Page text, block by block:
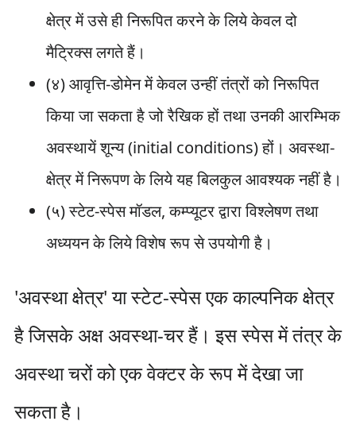
क्षेत्र में उसे ही निरूपित करने के लिये केवल दो
मैट्रिक्स लगते हैं।
(४) आवृत्ति-डोमेन में केवल उन्हीं तंत्रों को निरूपित
किया जा सकता है जो रैखिक हों तथा उनकी आरम्भिक
अवस्थायें शून्य (initial conditions) हों। अवस्था-
क्षेत्र में निरूपण के लिये यह बिलकुल आवश्यक नहीं है।
(५) स्टेट-स्पेस मॉडल, कम्प्यूटर द्वारा विश्लेषण तथा
अध्ययन के लिये विशेष रूप से उपयोगी है।
'अवस्था क्षेत्र' या स्टेट-स्पेस एक काल्पनिक क्षेत्र
है जिसके अक्ष अवस्था-चर हैं। इस स्पेस में तंत्र के
अवस्था चरों को एक वेक्टर के रूप में देखा जा
सकता है।